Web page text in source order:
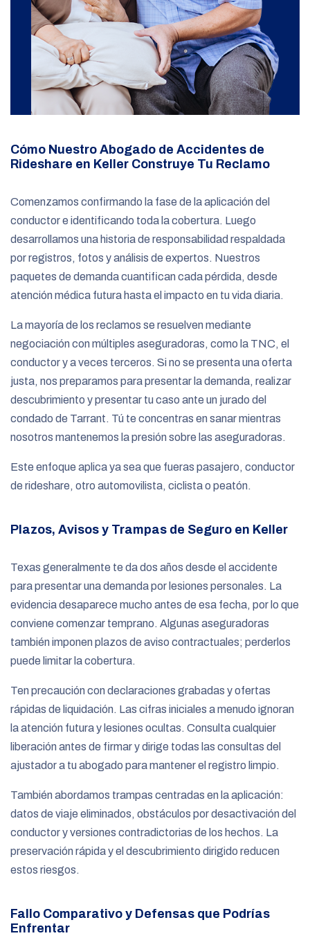
Cómo Nuestro Abogado de Accidentes de
Rideshare en Keller Construye Tu Reclamo
Comenzamos confirmando la fase de la aplicación del
conductor e identificando toda la cobertura. Luego
desarrollamos una historia de responsabilidad respaldada
por registros, fotos y análisis de expertos. Nuestros
paquetes de demanda cuantifican cada pérdida, desde
atención médica futura hasta el impacto en tu vida diaria.
La mayoría de los reclamos se resuelven mediante
negociación con múltiples aseguradoras, como la TNC, el
conductor y a veces terceros. Si no se presenta una oferta
justa, nos preparamos para presentar la demanda, realizar
descubrimiento y presentar tu caso ante un jurado del
condado de Tarrant. Tú te concentras en sanar mientras
nosotros mantenemos la presión sobre las aseguradoras.
Este enfoque aplica ya sea que fueras pasajero, conductor
de rideshare, otro automovilista, ciclista o peatón.
Plazos, Avisos y Trampas de Seguro en Keller
Texas generalmente te da dos años desde el accidente
para presentar una demanda por lesiones personales. La
evidencia desaparece mucho antes de esa fecha, por lo que
conviene comenzar temprano. Algunas aseguradoras
también imponen plazos de aviso contractuales; perderlos
puede limitar la cobertura.
Ten precaución con declaraciones grabadas y ofertas
rápidas de liquidación. Las cifras iniciales a menudo ignoran
la atención futura y lesiones ocultas. Consulta cualquier
liberación antes de firmar y dirige todas las consultas del
ajustador a tu abogado para mantener el registro limpio.
También abordamos trampas centradas en la aplicación:
datos de viaje eliminados, obstáculos por desactivación del
conductor y versiones contradictorias de los hechos. La
preservación rápida y el descubrimiento dirigido reducen
estos riesgos.
Fallo Comparativo y Defensas que Podrías
Enfrentar